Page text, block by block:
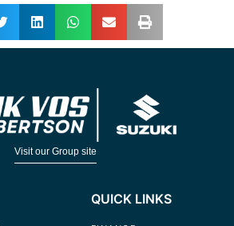
Visit our Group site
QUICK LINKS